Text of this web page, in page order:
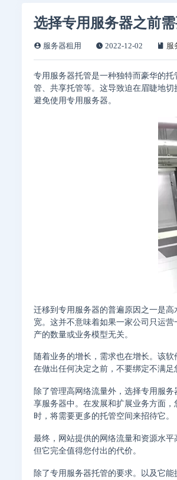
选择专用服务器之前
服务器租用 2022-12-02 服
专用服务器托管是一种独特而豪华的
管、共享托管等。这导致迫在眉睫地
避免使用专用服务器。
迁移到专用服务器的普遍原因之一是
宽。这并不意味着如果一家公司只运
产的数量或业务模型无关。
随着业务的增长，需求也在增长。该
在做出任何决定之前，不要绑定不满足
除了管理高网络流量外，选择专用服
享服务器中。在发展和扩展业务方面
时，将需要更多的托管空间来招待它。
最终，网站提供的网络流量和资源水
但它完全值得您付出的代价。
除了专用服务器托管的要求。以及它